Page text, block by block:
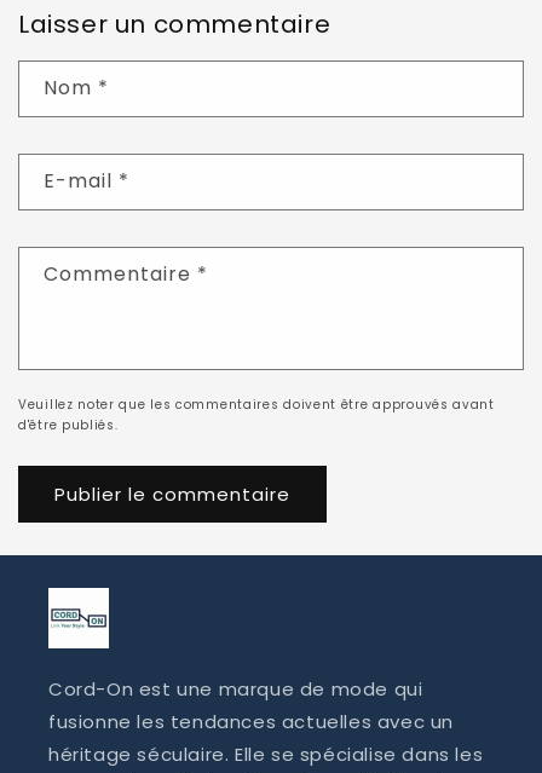
Laisser un commentaire
Nom *
E-mail *
Commentaire *
Veuillez noter que les commentaires doivent être approuvés avant
d'être publiés.
Cord-On est une marque de mode qui
fusionne les tendances actuelles avec un
héritage séculaire. Elle se spécialise dans les